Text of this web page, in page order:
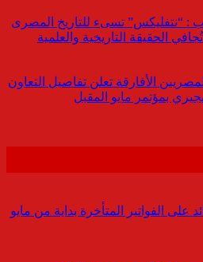
: “نتفليكس” تسىء للتاريخ المصرى
الحقيقة التاريخية والعلمية
الأفارقة تعلن تفاصيل التعاون
بمؤتمر مايو المقبل
تطبق ١٧٪ فوائد على الفواتير المتأخرة بداية من مايو